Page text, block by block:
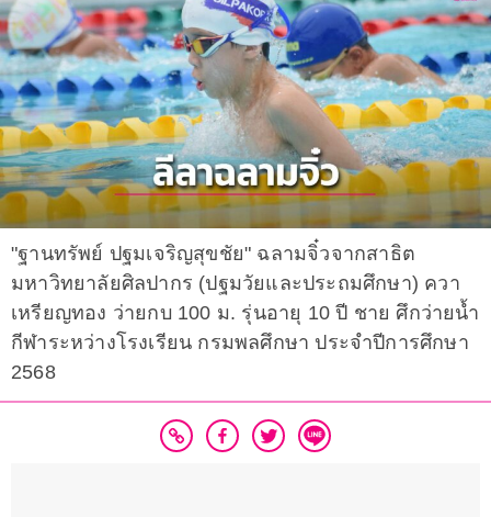
"ฐานทรัพย์ ปฐมเจริญสุขชัย" ฉลามจิ๋วจากสาธิต
มหาวิทยาลัยศิลปากร (ปฐมวัยและประถมศึกษา) ควา
เหรียญทอง ว่ายกบ 100 ม. รุ่นอายุ 10 ปี ชาย ศึกว่ายน้ำ
กีฬาระหว่างโรงเรียน กรมพลศึกษา ประจำปีการศึกษา
2568